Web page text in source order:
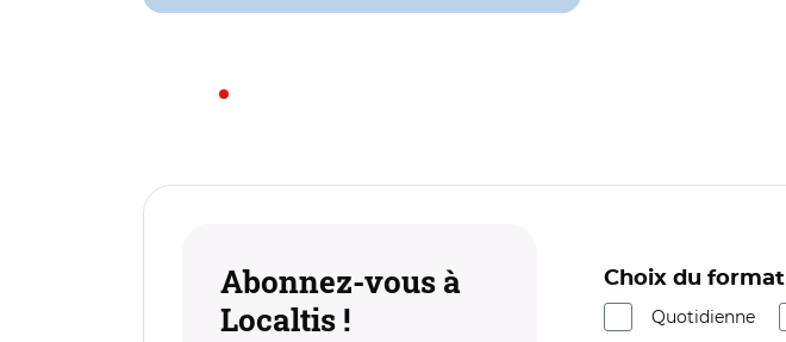
Abonnez-vous à
Localtis !
Choix du format
Quotidienne